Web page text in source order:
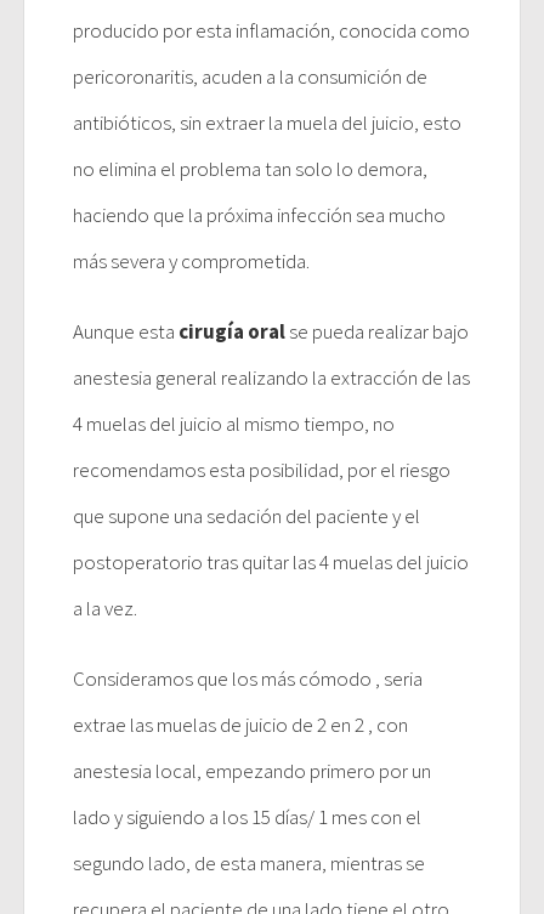
producido por esta inflamación, conocida como
pericoronaritis, acuden a la consumición de
antibióticos, sin extraer la muela del juicio, esto
no elimina el problema tan solo lo demora,
haciendo que la próxima infección sea mucho
más severa y comprometida.
Aunque esta cirugía oralse pueda realizar bajo
anestesia general realizando la extracción de las
4 muelas del juicio al mismo tiempo, no
recomendamos esta posibilidad, por el riesgo
que supone una sedación del paciente y el
postoperatorio tras quitar las 4 muelas del juicio
a la vez.
Consideramos que los más cómodo , seria
extrae las muelas de juicio de 2 en 2 , con
anestesia local, empezando primero por un
lado y siguiendo a los 15 días/ 1 mes con el
segundo lado, de esta manera, mientras se